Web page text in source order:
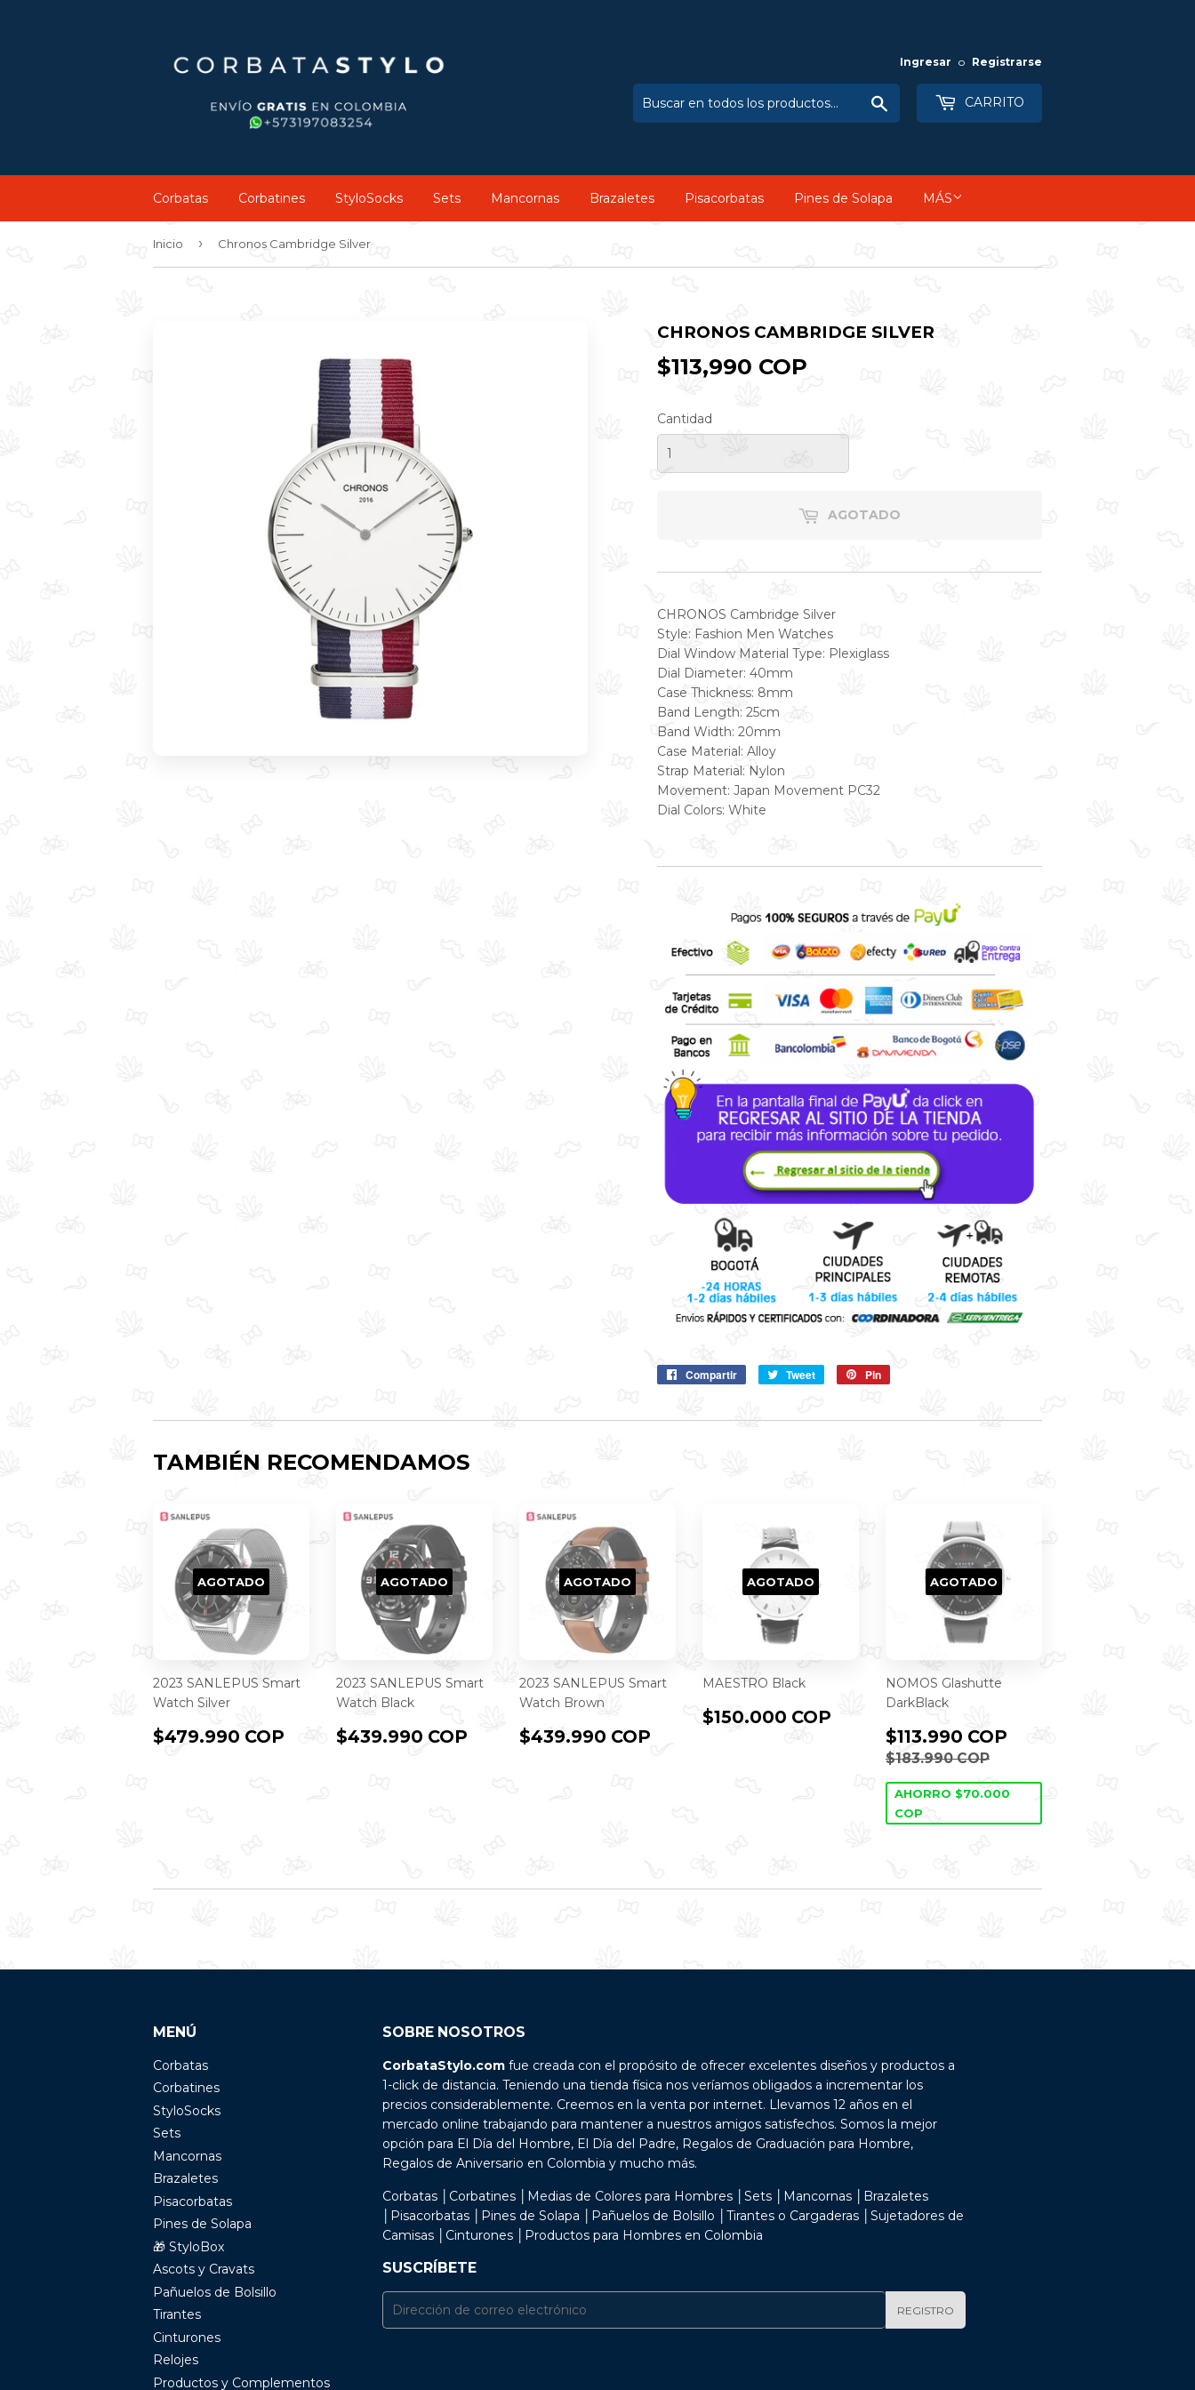
Ingresar o Registrarse
CARRITO
Corbatas Corbatines StyloSocks Sets Mancornas Brazaletes Pisacorbatas Pines de Solapa MÁS
Inicio › Chronos Cambridge Silver
CHRONOS CAMBRIDGE SILVER
$113,990 COP
Cantidad
AGOTADO
CHRONOS Cambridge Silver
Style: Fashion Men Watches
Dial Window Material Type: Plexiglass
Dial Diameter: 40mm
Case Thickness: 8mm
Band Length: 25cm
Band Width: 20mm
Case Material: Alloy
Strap Material: Nylon
Movement: Japan Movement PC32
Dial Colors: White
Compartir
CompartirTweet
CompartirPin
TAMBIÉN RECOMENDAMOS
AGOTADO
2023 SANLEPUS Smart
Watch Silver
PRECIO
$479.990 COP $479.990
AGOTADO
2023 SANLEPUS Smart
Watch Black
PRECIO
$439.990 COP $439.990
AGOTADO
2023 SANLEPUS Smart
Watch Brown
PRECIO
$439.990 COP
AGOTADO
MAESTRO Black
PRECIO
$150.000 COP $150.000
AGOTADO
NOMOS Glashutte
DarkBlack
PRECIO
DE
OFERTA
$113.990 COP
PRECIO HABITUAL
$183.990 COP
AHORRO $70.000
COP
MENÚ
Corbatas
Corbatines
StyloSocks
Sets
Mancornas
Brazaletes
Pisacorbatas
Pines de Solapa
🎁 StyloBox
Ascots y Cravats
Pañuelos de Bolsillo
Tirantes
Cinturones
Relojes
Productos y Complementos
SOBRE NOSOTROS
CorbataStylo.comfue creada con el propósito de ofrecer excelentes diseños y productos a
1-click de distancia. Teniendo una tienda física nos veríamos obligados a incrementar los
precios considerablemente. Creemos en la venta por internet. Llevamos 12 años en el
mercado online trabajando para mantener a nuestros amigos satisfechos. Somos la mejor
opción para El Día del Hombre, El Día del Padre, Regalos de Graduación para Hombre,
Regalos de Aniversario en Colombia y mucho más.
Corbatas │Corbatines │Medias de Colores para Hombres │Sets │Mancornas │Brazaletes
│Pisacorbatas │Pines de Solapa │Pañuelos de Bolsillo │Tirantes o Cargaderas │Sujetadores de
Camisas │Cinturones │Productos para Hombres en Colombia
SUSCRÍBETE
REGISTRO